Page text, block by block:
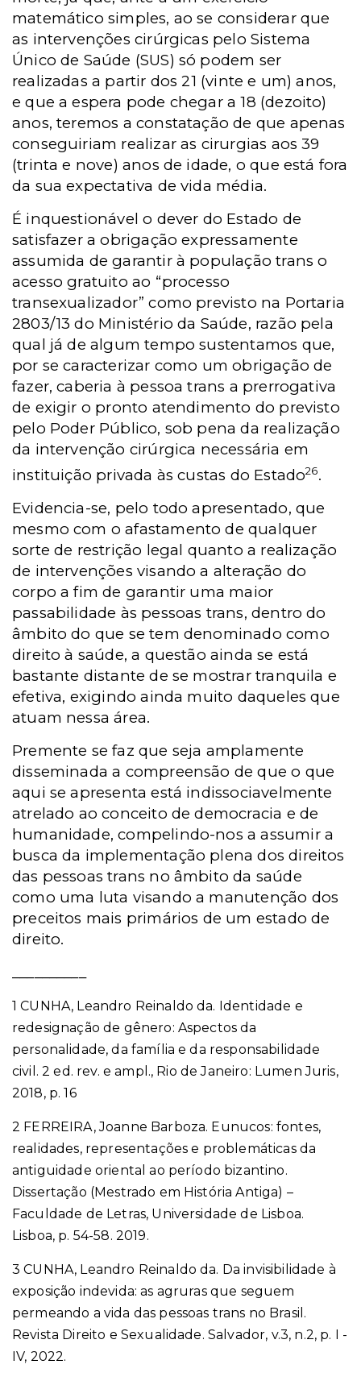
matemático simples, ao se considerar que
as intervenções cirúrgicas pelo Sistema
Único de Saúde (SUS) só podem ser
realizadas a partir dos 21 (vinte e um) anos,
e que a espera pode chegar a 18 (dezoito)
anos, teremos a constatação de que apenas
conseguiriam realizar as cirurgias aos 39
(trinta e nove) anos de idade, o que está fora
da sua expectativa de vida média.
É inquestionável o dever do Estado de
satisfazer a obrigação expressamente
assumida de garantir à população trans o
acesso gratuito ao “processo
transexualizador” como previsto na Portaria
2803/13 do Ministério da Saúde, razão pela
qual já de algum tempo sustentamos que,
por se caracterizar como um obrigação de
fazer, caberia à pessoa trans a prerrogativa
de exigir o pronto atendimento do previsto
pelo Poder Público, sob pena da realização
da intervenção cirúrgica necessária em
instituição privada às custas do Estado26.
Evidencia-se, pelo todo apresentado, que
mesmo com o afastamento de qualquer
sorte de restrição legal quanto a realização
de intervenções visando a alteração do
corpo a fim de garantir uma maior
passabilidade às pessoas trans, dentro do
âmbito do que se tem denominado como
direito à saúde, a questão ainda se está
bastante distante de se mostrar tranquila e
efetiva, exigindo ainda muito daqueles que
atuam nessa área.
Premente se faz que seja amplamente
disseminada a compreensão de que o que
aqui se apresenta está indissociavelmente
atrelado ao conceito de democracia e de
humanidade, compelindo-nos a assumir a
busca da implementação plena dos direitos
das pessoas trans no âmbito da saúde
como uma luta visando a manutenção dos
preceitos mais primários de um estado de
direito.
1 CUNHA, Leandro Reinaldo da. Identidade e
redesignação de gênero: Aspectos da
personalidade, da família e da responsabilidade
civil. 2 ed. rev. e ampl., Rio de Janeiro: Lumen Juris,
2018, p. 16
2 FERREIRA, Joanne Barboza. Eunucos: fontes,
realidades, representações e problemáticas da
antiguidade oriental ao período bizantino.
Dissertação (Mestrado em História Antiga) –
Faculdade de Letras, Universidade de Lisboa.
Lisboa, p. 54-58. 2019.
3 CUNHA, Leandro Reinaldo da. Da invisibilidade à
exposição indevida: as agruras que seguem
permeando a vida das pessoas trans no Brasil.
Revista Direito e Sexualidade. Salvador, v.3, n.2, p. I -
IV, 2022.